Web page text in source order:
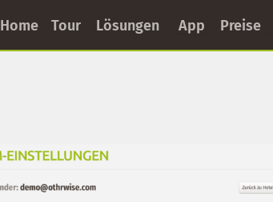
Home Tour Lösungen App Preise